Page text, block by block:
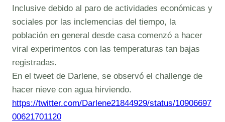
Inclusive debido al paro de actividades económicas y
sociales por las inclemencias del tiempo, la
población en general desde casa comenzó a hacer
viral experimentos con las temperaturas tan bajas
registradas.
En el tweet de Darlene, se observó el challenge de
hacer nieve con agua hirviendo.
https://twitter.com/Darlene21844929/status/10906697
00621701120